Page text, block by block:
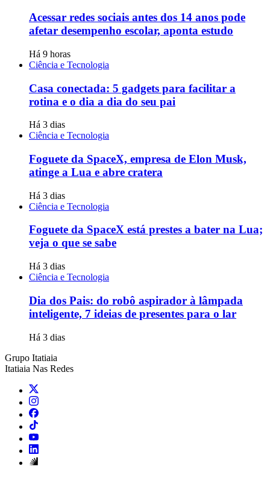
Acessar redes sociais antes dos 14 anos pode
afetar desempenho escolar, aponta estudo
Há 9 horas
Ciência e Tecnologia
Casa conectada: 5 gadgets para facilitar a
rotina e o dia a dia do seu pai
Há 3 dias
Ciência e Tecnologia
Foguete da SpaceX, empresa de Elon Musk,
atinge a Lua e abre cratera
Há 3 dias
Ciência e Tecnologia
Foguete da SpaceX está prestes a bater na Lua;
veja o que se sabe
Há 3 dias
Ciência e Tecnologia
Dia dos Pais: do robô aspirador à lâmpada
inteligente, 7 ideias de presentes para o lar
Há 3 dias
Grupo Itatiaia
Itatiaia Nas Redes